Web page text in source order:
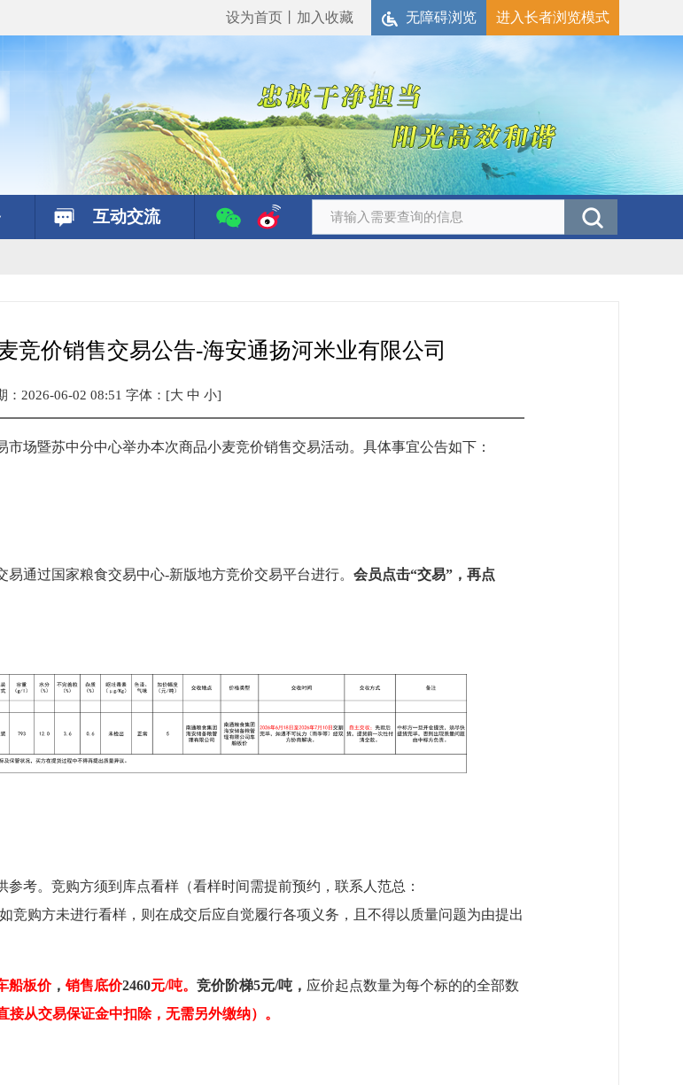
设为首页 加入收藏 无障碍浏览 进入长者浏览模式
互动交流
竞价销售交易公告-海安通扬河米业有限公司
：2026-06-02 08:51 字体： [大 中 小]
市场暨苏中分中心举办本次商品小麦竞价销售交易活动。具体事宜公告如下：
易通过国家粮食交易中心-新版地方竞价交易平台进行。 会员点击“交易”，再点
考。竞购方须到库点看样（看样时间需提前预约，联系人范总 ：
竞购方未进行看样，则在成交后应自觉履行各项义务，且不得以质量问题为由提出
船板价，销售底价2460元/吨。 竞价阶梯5元/吨， 应价起点数量为每个标的的全部数
接从交易保证金中扣除，无需另外缴纳） 。